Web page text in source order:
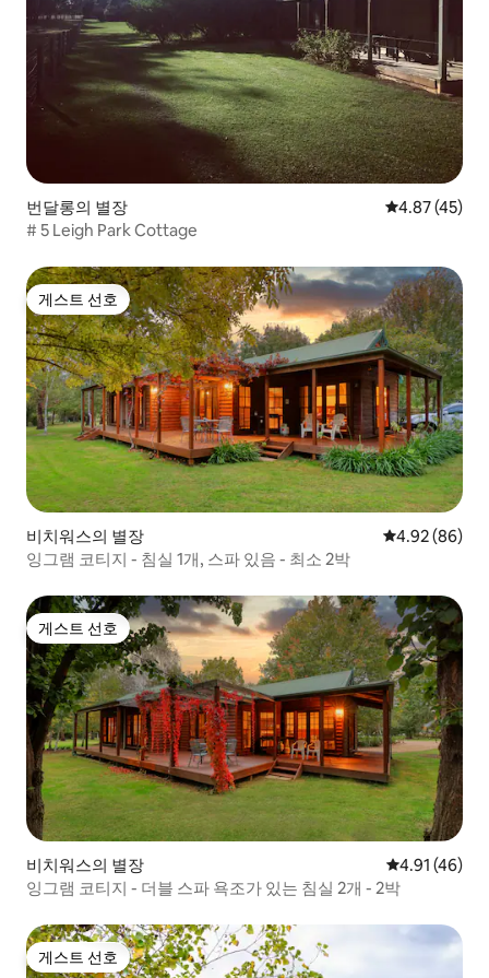
번달롱의 별장 평점 4.87점
4.87 (45)
# 5 Leigh Park Cottage
게스트 선호
게스트 선호
비치워스의 별장 평점 4.92점(5
4.92 (86)
잉그램 코티지 - 침실 1개, 스파 있음 - 최소 2박
게스트 선호
게스트 선호
비치워스의 별장 평점 4.91점
4.91 (46)
잉그램 코티지 - 더블 스파 욕조가 있는 침실 2개 - 2박
게스트 선호
게스트 선호